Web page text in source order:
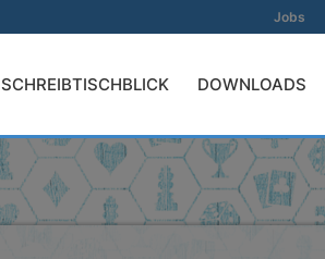
Jobs
SCHREIBTISCHBLICK DOWNLOADS